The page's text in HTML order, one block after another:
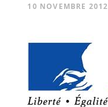
10 NOVEMBRE 2012